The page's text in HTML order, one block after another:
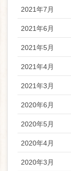
2021年7月
2021年6月
2021年5月
2021年4月
2021年3月
2020年6月
2020年5月
2020年4月
2020年3月